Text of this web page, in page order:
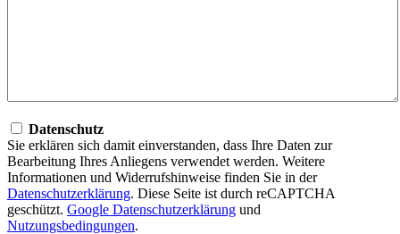
Datenschutz
Sie erklären sich damit einverstanden, dass Ihre Daten zur
Bearbeitung Ihres Anliegens verwendet werden. Weitere
Informationen und Widerrufshinweise finden Sie in der
Datenschutzerklärung. Diese Seite ist durch reCAPTCHA
geschützt. Google Datenschutzerklärung und
Nutzungsbedingungen.